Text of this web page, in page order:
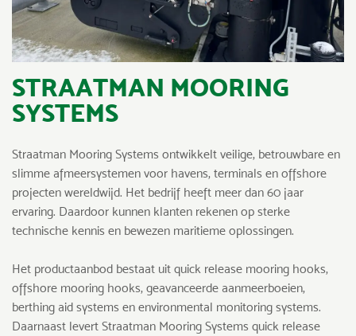
STRAATMAN MOORING
SYSTEMS
Straatman Mooring Systems ontwikkelt veilige, betrouwbare en
slimme afmeersystemen voor havens, terminals en offshore
projecten wereldwijd. Het bedrijf heeft meer dan 60 jaar
ervaring. Daardoor kunnen klanten rekenen op sterke
technische kennis en bewezen maritieme oplossingen.
Het productaanbod bestaat uit quick release mooring hooks,
offshore mooring hooks, geavanceerde aanmeerboeien,
berthing aid systems en environmental monitoring systems.
Daarnaast levert Straatman Mooring Systems quick release